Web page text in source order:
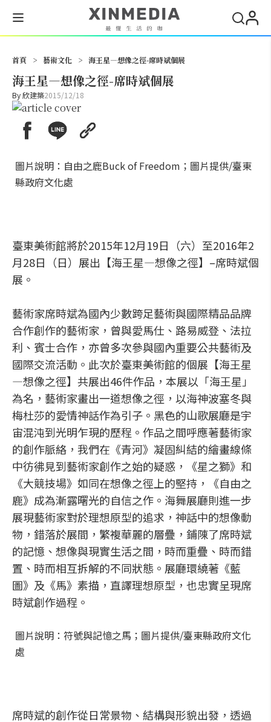
首頁 > 藝術文化 > 海王星—想像之徑-席時斌個展
海王星—想像之徑-席時斌個展
By欣建築2015/12/18
圖片說明：自由之鹿Buck of Freedom；圖片提供/臺東
縣政府文化處
臺東美術館將於2015年12月19日（六）至2016年2
月28日（日）展出【海王星—想像之徑】–席時斌個
展。
藝術家席時斌為國內少數跨足藝術與國際精品品牌
合作創作的藝術家，曾與愛馬仕、路易威登、法拉
利、賓士合作，亦曾多次參與國內重要公共藝術及
國際交流活動。此次於臺東美術館的個展【海王星
—想像之徑】共展出46件作品，本展以「海王星」
為名，藝術家畫出一道想像之徑，以海神波塞冬與
梅杜莎的愛情神話作為引子。黑色的山歌展廳是宇
宙混沌到光明乍現的歷程。作品之間呼應著藝術家
的創作脈絡，我們在《青河》凝固糾結的繪畫線條
中彷彿見到藝術家創作之始的疑惑，《星之獅》和
《大競技場》如同在想像之徑上的堅持，《自由之
鹿》成為漸露曙光的自信之作。海舞展廳則進一步
展現藝術家對於理想原型的追求，神話中的想像動
物，錯落於展間，繁複華麗的層疊，鋪陳了席時斌
的記憶、想像與現實生活之間，時而重疊、時而錯
置、時而相互拆解的不同狀態。展廳環繞著《藍
圖》及《馬》素描，直譯理想原型，也忠實呈現席
時斌創作過程。
圖片說明：符號與記憶之馬；圖片提供/臺東縣政府文化
處
席時斌的創作從日常景物、結構與形貌出發，透過